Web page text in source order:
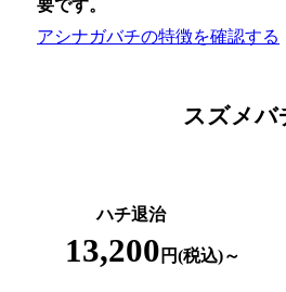
要です。
アシナガバチの特徴を確認する
スズメバ
ハチ退治
13,200 円(税込)～